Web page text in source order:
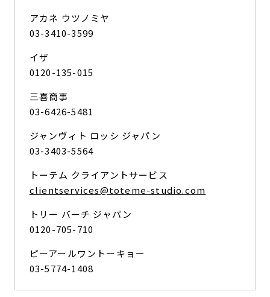
アカネ ウツノミヤ
03-3410-3599
イザ
0120-135-015
三喜商事
03-6426-5481
ジャンヴィト ロッシ ジャパン
03-3403-5564
トーテム クライアントサービス
clientservices@toteme-studio.com
トリー バーチ ジャパン
0120-705-710
ピーアールワントーキョー
03-5774-1408